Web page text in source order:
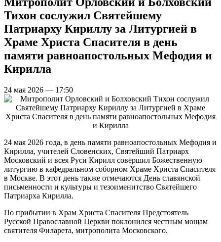
Тихон сослужил Святейшему
Патриарху Кириллу за Литургией в
Храме Христа Спасителя в день
памяти равноапостольных Мефодия и
Кирилла
24 мая 2026 — 17:50
24 мая 2026 года, в день памяти равноапостольных Мефодия и
Кирилла, учителей Словенских, Святейший Патриарх
Московский и всея Руси Кирилл совершил Божественную
литургию в кафедральном соборном Храме Христа Спасителя
в Москве. В этот день также отмечаются День славянской
письменности и культуры и тезоименитство Святейшего
Патриарха Кирилла.
По прибытии в Храм Христа Спасителя Предстоятель
Русской Православной Церкви поклонился честным мощам
святителя Филарета, митрополита Московского.